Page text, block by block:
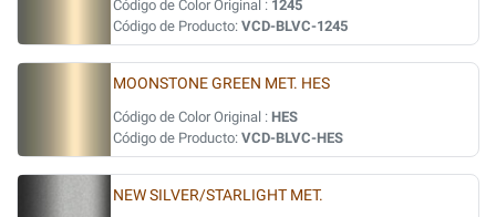
Código de Color Original : 1245
Código de Producto: VCD-BLVC-1245
MOONSTONE GREEN MET. HES
Código de Color Original : HES
Código de Producto: VCD-BLVC-HES
NEW SILVER/STARLIGHT MET.